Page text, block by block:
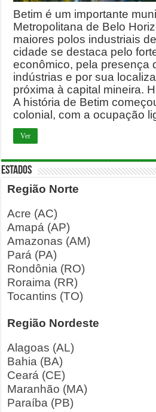
Betim é um importante
Metropolitana de Belo
maiores polos industriais
cidade se destaca pelo
econômico, pela presença
indústrias e por sua
próxima à capital mineira.
A história de Betim
colonial, com a ocupação
Ver
ESTADOS
Região Norte
Acre (AC)
Amapá (AP)
Amazonas (AM)
Pará (PA)
Rondônia (RO)
Roraima (RR)
Tocantins (TO)
Região Nordeste
Alagoas (AL)
Bahia (BA)
Ceará (CE)
Maranhão (MA)
Paraíba (PB)